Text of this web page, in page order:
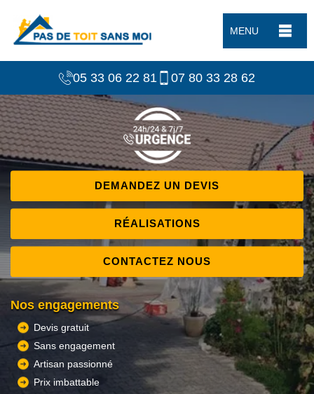
MENU
05 33 06 22 81 07 80 33 28 62
DEMANDEZ UN DEVIS
RÉALISATIONS
CONTACTEZ NOUS
Nos engagements
Devis gratuit
Sans engagement
Artisan passionné
Prix imbattable